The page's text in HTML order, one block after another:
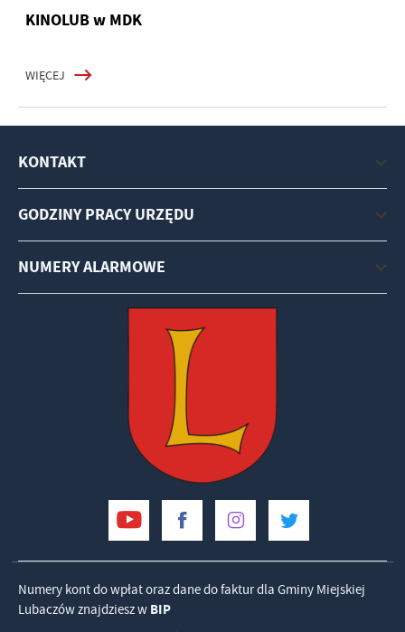
KINOLUB w MDK
WIĘCEJ
KONTAKT
GODZINY PRACY URZĘDU
NUMERY ALARMOWE
Numery kont do wpłat oraz dane do faktur dla Gminy Miejskiej
Lubaczów znajdziesz w BIP